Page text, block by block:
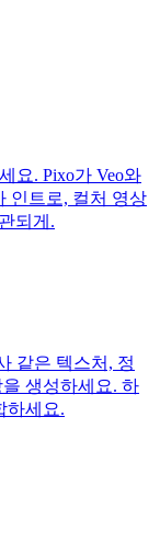
요. Pixo가 Veo와
인트로, 컬처 영상
되게.
같은 텍스처, 정
생성하세요. 하
하세요.